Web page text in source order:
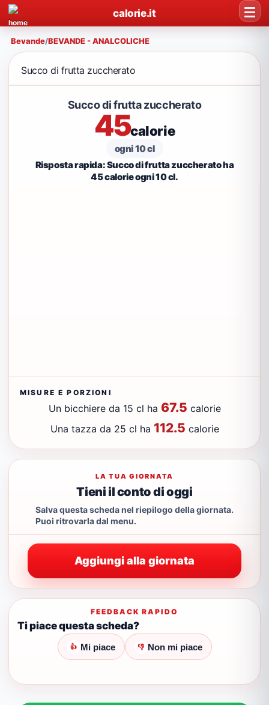
calorie.it
Bevande/BEVANDE - ANALCOLICHE
Succo di frutta zuccherato
Succo di frutta zuccherato
45calorie
ogni 10 cl
Risposta rapida: Succo di frutta zuccherato ha
45 calorie ogni 10 cl.
MISURE E PORZIONI
Un bicchiere da 15 cl ha 67.5 calorie
Una tazza da 25 cl ha 112.5 calorie
LA TUA GIORNATA
Tieni il conto di oggi
Salva questa scheda nel riepilogo della giornata.
Puoi ritrovarla dal menu.
Aggiungi alla giornata
FEEDBACK RAPIDO
Ti piace questa scheda?
👍 Mi piace 👎 Non mi piace